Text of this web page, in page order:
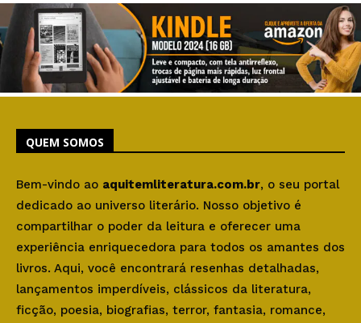
QUEM SOMOS
Bem-vindo ao aquitemliteratura.com.br, o seu portal
dedicado ao universo literário. Nosso objetivo é
compartilhar o poder da leitura e oferecer uma
experiência enriquecedora para todos os amantes dos
livros. Aqui, você encontrará resenhas detalhadas,
lançamentos imperdíveis, clássicos da literatura,
ficção, poesia, biografias, terror, fantasia, romance,